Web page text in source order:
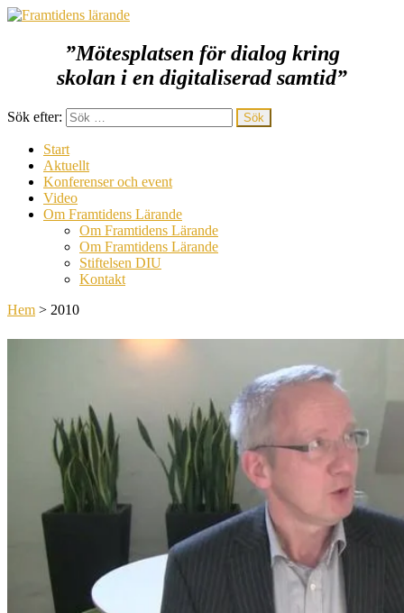
Framtidens lärande
”Mötesplatsen för dialog kring
skolan i en digitaliserad samtid”
Sök efter:
Start
Aktuellt
Konferenser och event
Video
Om Framtidens Lärande
Om Framtidens Lärande
Om Framtidens Lärande
Stiftelsen DIU
Kontakt
Hem > 2010